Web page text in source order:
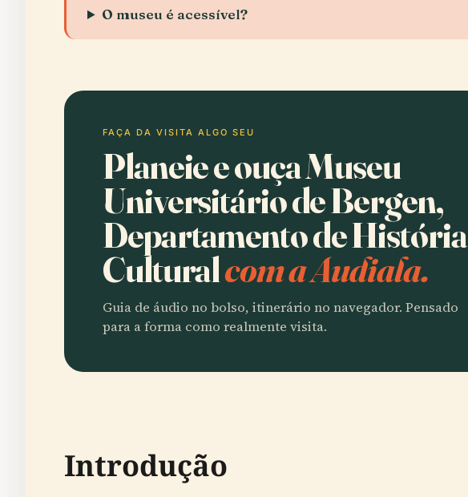
O museu é acessível?
FAÇA DA VISITA ALGO SEU
Planeie e ouça Museu
Universitário de Bergen,
Departamento de História
Culturalcom a Audiala.
Guia de áudio no bolso, itinerário no navegador. Pensado
para a forma como realmente visita.
Introdução